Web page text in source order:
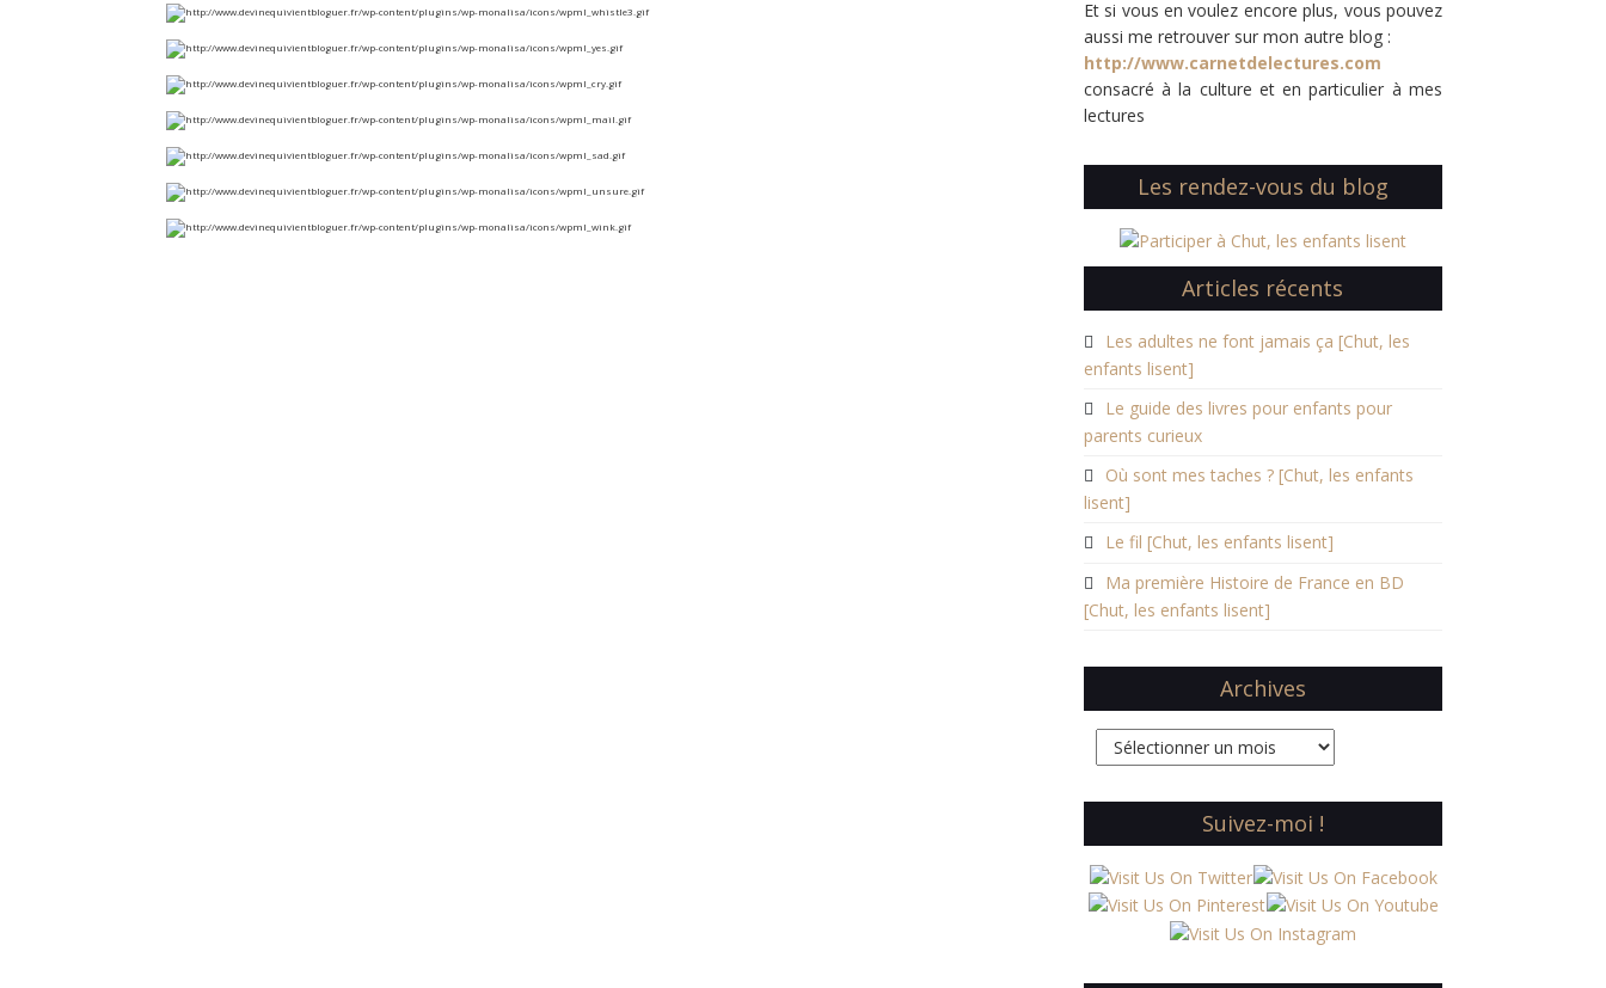
Et si vous en voulez encore plus, vous pouvez
aussi me retrouver sur mon autre blog :
http://www.carnetdelectures.com
consacré à la culture et en particulier à mes
lectures
Les rendez-vous du blog
Articles récents
Les adultes ne font jamais ça [Chut, les
enfants lisent]
Le guide des livres pour enfants pour
parents curieux
Où sont mes taches ? [Chut, les enfants
lisent]
Le fil [Chut, les enfants lisent]
Ma première Histoire de France en BD
[Chut, les enfants lisent]
Archives
Archives
Suivez-moi !